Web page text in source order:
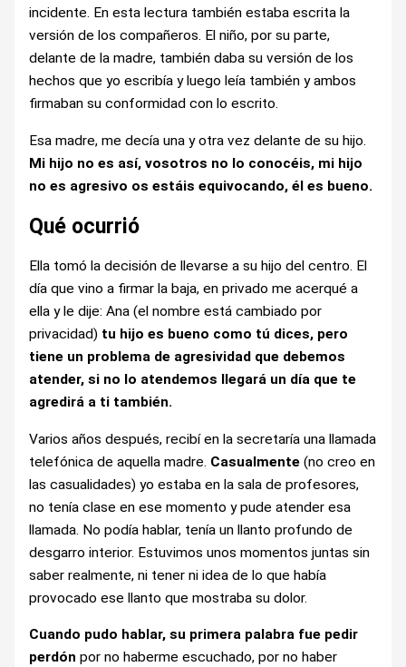
incidente. En esta lectura también estaba escrita la
versión de los compañeros. El niño, por su parte,
delante de la madre, también daba su versión de los
hechos que yo escribía y luego leía también y ambos
firmaban su conformidad con lo escrito.
Esa madre, me decía una y otra vez delante de su hijo.
Mi hijo no es así, vosotros no lo conocéis, mi hijo
no es agresivo os estáis equivocando, él es bueno.
Qué ocurrió
Ella tomó la decisión de llevarse a su hijo del centro. El
día que vino a firmar la baja, en privado me acerqué a
ella y le dije: Ana (el nombre está cambiado por
privacidad) tu hijo es bueno como tú dices, pero
tiene un problema de agresividad que debemos
atender, si no lo atendemos llegará un día que te
agredirá a ti también.
Varios años después, recibí en la secretaría una llamada
telefónica de aquella madre. Casualmente(no creo en
las casualidades) yo estaba en la sala de profesores,
no tenía clase en ese momento y pude atender esa
llamada. No podía hablar, tenía un llanto profundo de
desgarro interior. Estuvimos unos momentos juntas sin
saber realmente, ni tener ni idea de lo que había
provocado ese llanto que mostraba su dolor.
Cuando pudo hablar, su primera palabra fue pedir
perdón por no haberme escuchado, por no haber